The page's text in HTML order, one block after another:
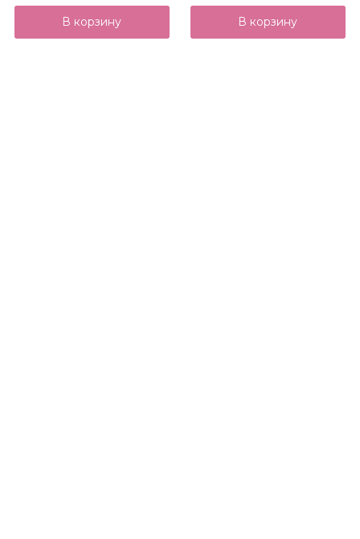
В корзину В корзину